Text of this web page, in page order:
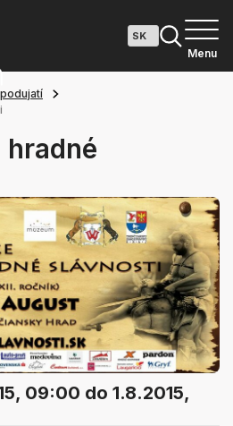
Menu
hradné
09:00 do 1.8.2015,